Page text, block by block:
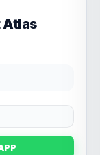
Atlas